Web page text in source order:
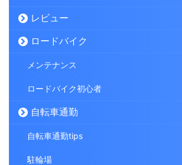
レビュー
ロードバイク
メンテナンス
ロードバイク初心者
自転車通勤
自転車通勤tips
駐輪場